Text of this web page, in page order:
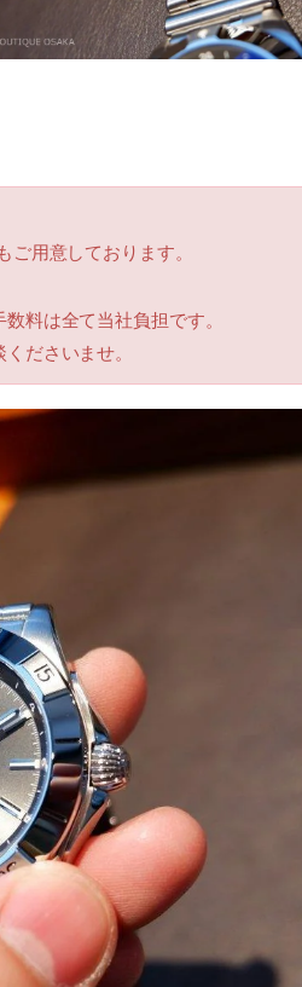
もご用意しております。
料は全て当社負担です。
ださいませ。